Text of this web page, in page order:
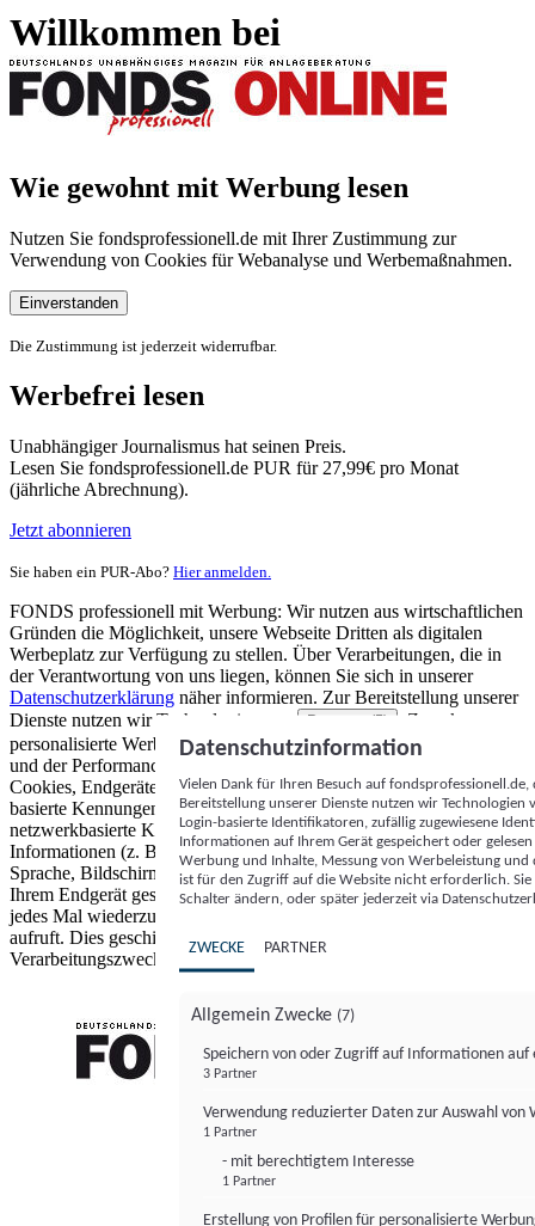
Willkommen bei
Wie gewohnt mit Werbung lesen
Nutzen Sie fondsprofessionell.de mit Ihrer Zustimmung zur
Verwendung von Cookies für Webanalyse und Werbemaßnahmen.
Einverstanden
Die Zustimmung ist jederzeit widerrufbar.
Werbefrei lesen
Unabhängiger Journalismus hat seinen Preis.
Lesen Sie fondsprofessionell.de PUR für 27,99€ pro Monat
(jährliche Abrechnung).
Jetzt abonnieren
Sie haben ein PUR-Abo? Hier anmelden.
FONDS professionell mit Werbung: Wir nutzen aus wirtschaftlichen
Gründen die Möglichkeit, unsere Webseite Dritten als digitalen
Werbeplatz zur Verfügung zu stellen. Über Verarbeitungen, die in
der Verantwortung von uns liegen, können Sie sich in unserer
Datenschutzerklärung näher informieren. Zur Bereitstellung unserer
Dienste nutzen wir Technologien von
Partnern (5)
. Zwecke:
personalisierte Werbung und Inhalte, Messung von Werbeleistung
und der Performance von Inhalten sowie Zielgruppenforschung.
Cookies, Endgeräte- oder ähnliche Online-Kennungen (z. B. login-
basierte Kennungen, zufällig generierte Kennungen,
netzwerkbasierte Kennungen) können zusammen mit anderen
Informationen (z. B. Browsertyp und Browserinformationen,
Sprache, Bildschirmgröße, unterstützte Technologien usw.) auf
Ihrem Endgerät gespeichert oder von dort ausgelesen werden, um es
jedes Mal wiederzuerkennen, wenn es eine App oder einer Webseite
aufruft. Dies geschieht für einen oder mehrere der hier aufgeführten
Verarbeitungszwecke.
Datenschutzinformation
Vielen Dank für Ihren Besuch auf
Bereitstellung unserer Dienste nutzen wir Technologien
Login-basierte Identifikatoren, zufällig zugewiesene
Informationen auf Ihrem Gerät gespeichert oder
Werbung und Inhalte, Messung von Werbeleistung
ist für den Zugriff auf die Website nicht erforderlich.
Schalter ändern, oder später jederzeit via
ZWECKE PARTNER
Allgemein Zwecke (7)
Speichern von oder Zugriff auf Informationen auf
3 Partner
Verwendung reduzierter Daten zur Auswahl von
1 Partner
- mit berechtigtem Interesse
1 Partner
Erstellung von Profilen für personalisierte
FONDS professionell